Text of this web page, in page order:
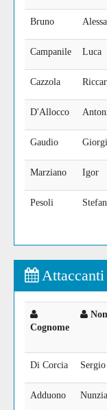
Bruno
Campanile Luca
Cazzola
D'Allocco
Gaudio
Marziano Igor
Pesoli
Attaccanti
Cognome
Di Corcia Sergio
Adduono